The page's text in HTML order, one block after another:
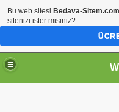
Bu web sitesi Bedava-Sitem.com
sitenizi ister misiniz?